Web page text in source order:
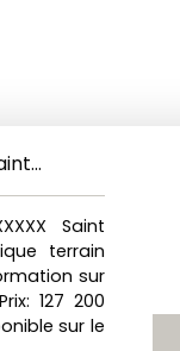
Saint
terrain
sur
127 200
sur le